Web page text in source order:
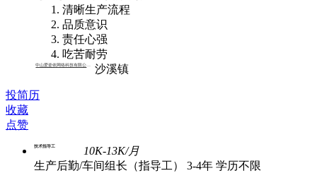
清晰生产流程
品质意识
责任心强
吃苦耐劳
沙溪镇
投简历
收藏
点赞
技术指导工
10K-13K/月
生产后勤/车间组长（指导工）
3-4年 学历不限